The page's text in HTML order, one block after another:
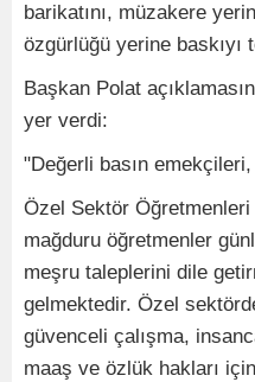
barikatını, müzakere
özgürlüğü yerine
Başkan Polat
yer verdi:
"Değerli basın
Özel Sektör
mağduru öğretmenler
meşru taleplerini dile
gelmektedir. Özel
güvenceli çalışma,
maaş ve özlük hakları